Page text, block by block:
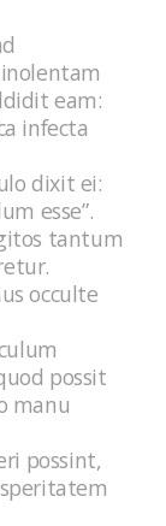
eam:
infecta
dixit ei:
esse”.
tantum
occulte
possit
manu
possint,